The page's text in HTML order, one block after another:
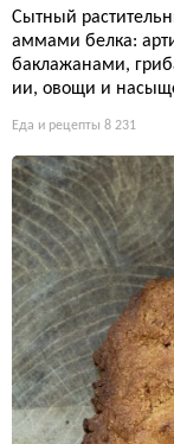
Сытный
аммами белка:
баклажанами,
ии, овощи и
Еда и рецепты 8 231